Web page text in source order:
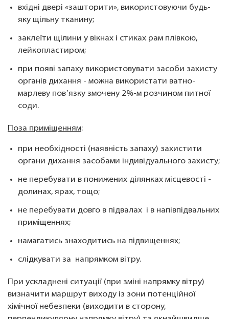
вхідні двері «зашторити», використовуючи будь-
яку щільну тканину;
заклеїти щілини у вікнах і стиках рам плівкою,
лейкопластиром;
при появі запаху використовувати засоби захисту
органів дихання - можна використати ватно-
марлеву повʼязку змочену 2%-м розчином питної
соди.
Поза приміщенням:
при необхідності (наявність запаху) захистити
органи дихання засобами індивідуального захисту;
не перебувати в понижених ділянках місцевості -
долинах, ярах, тощо;
не перебувати довго в підвалах і в напівпідвальних
приміщеннях;
намагатись знаходитись на підвищеннях;
слідкувати за напрямком вітру.
При ускладнені ситуації (при зміні напрямку вітру)
визначити маршрут виходу із зони потенційної
хімічної небезпеки (виходити в сторону,